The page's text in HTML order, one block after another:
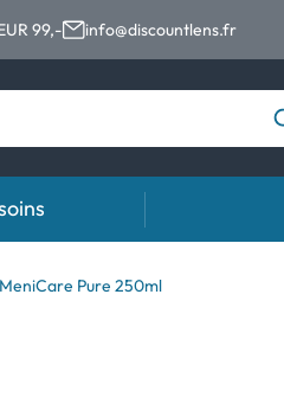
99,- info@discountlens.fr
Durée de port
Solutions
MeniCare Pure 250ml